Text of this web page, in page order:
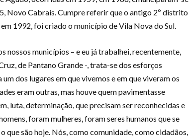
Novo Cabrais. Cumpre referir que o antigo 2º distrito
1992, foi criado o município de Vila Nova do Sul.
nossos municípios – e eu já trabalhei, recentemente,
de Pantano Grande -, trata-se dos esforços
dos lugares em que vivemos e em que viveram os
eram outras, mas houve quem pavimentasse
luta, determinação, que precisam ser reconhecidas e
foram mulheres, foram seres humanos que se
que são hoje. Nós, como comunidade, como cidadãos,